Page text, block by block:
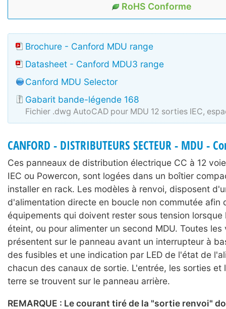
RoHS Conforme
Brochure - Canford MDU range
Datasheet - Canford MDU3 range
Canford MDU Selector
Gabarit bande-légende 168
Fichier .dwg AutoCAD pour MDU 12 sorties IEC,
CANFORD - DISTRIBUTEURS SECTEUR - MDU -
Ces panneaux de distribution électrique CC à 12
IEC ou Powercon, sont logées dans un boîtier
installer en rack. Les modèles à renvoi, disposent
d'alimentation directe en boucle non commutée afin
équipements qui doivent rester sous tension lorsque
éteint, ou pour alimenter un second MDU. Toutes les
présentent sur le panneau avant un interrupteur à
des fusibles et une indication par LED de l'état de
chacun des canaux de sortie. L'entrée, les sorties et
terre se trouvent sur le panneau arrière.
REMARQUE : Le courant tiré de la "sortie renvoi"